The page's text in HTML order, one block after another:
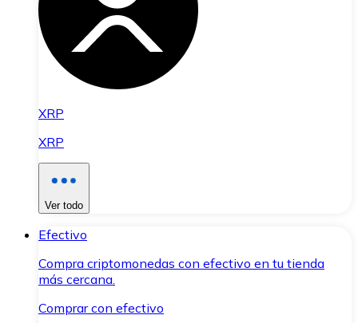
XRP
XRP
Ver todo
Efectivo
Compra criptomonedas con efectivo en tu tienda
más cercana.
Comprar con efectivo